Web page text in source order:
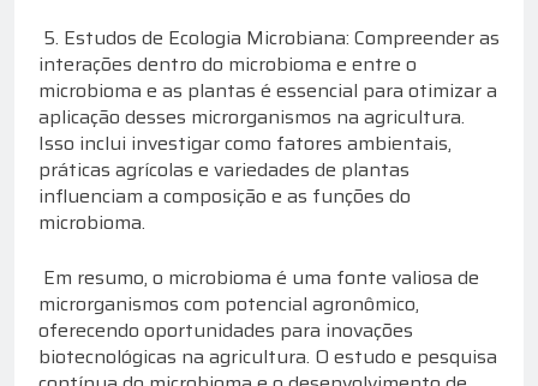
5. Estudos de Ecologia Microbiana: Compreender as
interações dentro do microbioma e entre o
microbioma e as plantas é essencial para otimizar a
aplicação desses microrganismos na agricultura.
Isso inclui investigar como fatores ambientais,
práticas agrícolas e variedades de plantas
influenciam a composição e as funções do
microbioma.
Em resumo, o microbioma é uma fonte valiosa de
microrganismos com potencial agronômico,
oferecendo oportunidades para inovações
biotecnológicas na agricultura. O estudo e pesquisa